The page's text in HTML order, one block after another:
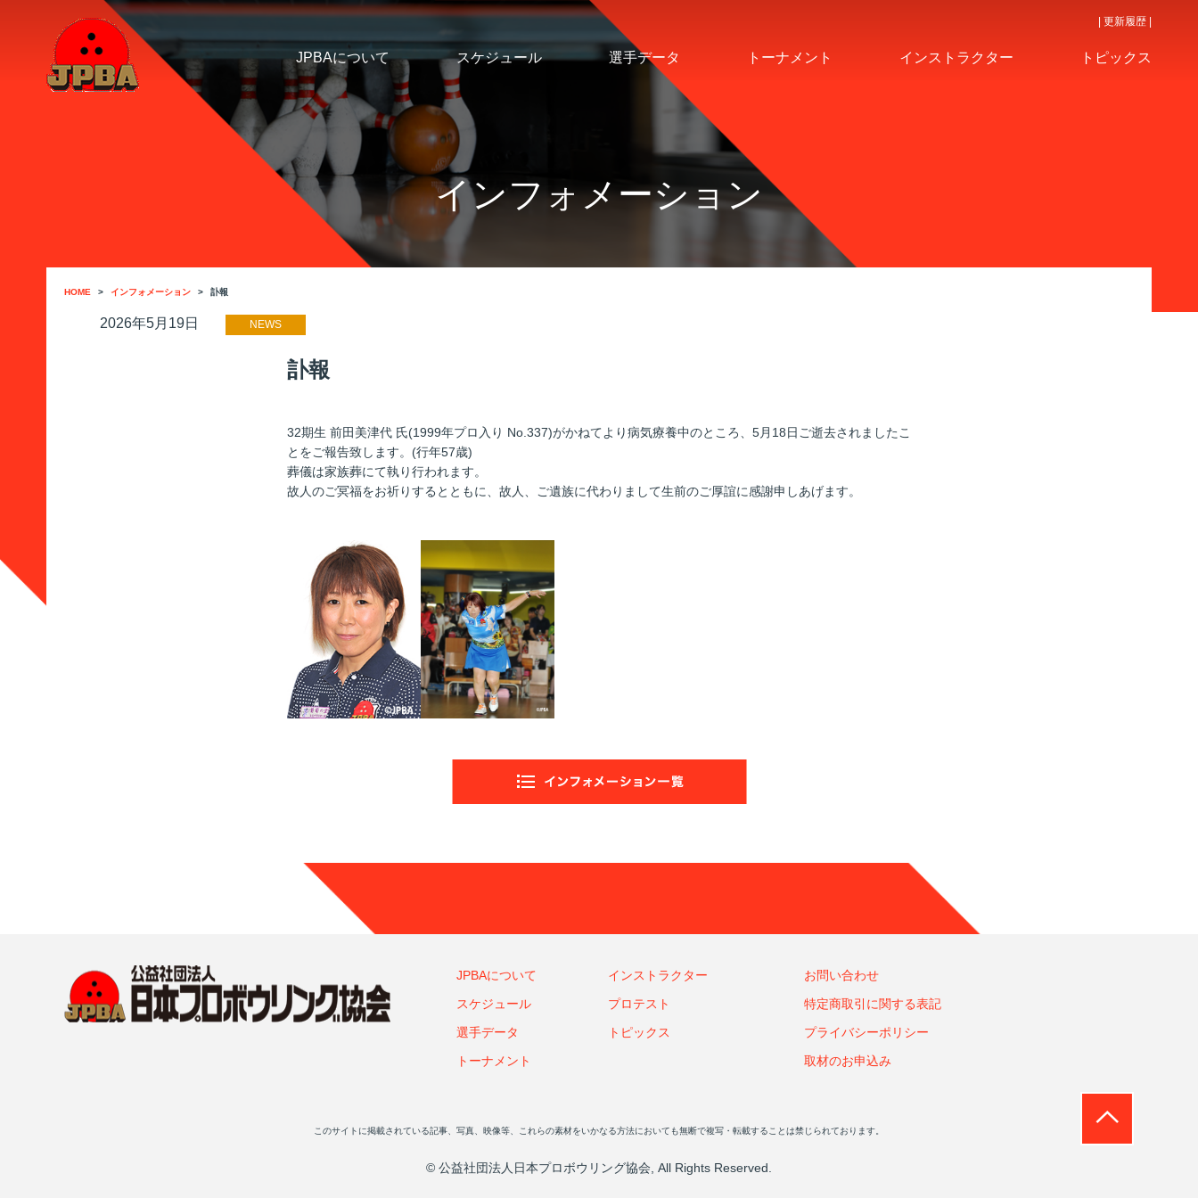
JPBAについて スケジュール 選手データ トーナメント インストラクター トピックス
| 更新履歴 |
インフォメーション
HOME インフォメーション 訃報
2026年5月19日 NEWS
訃報
32期生 前田美津代 氏(1999年プロ入り No.337)がかねてより病気療養中のところ、5月18日ご逝去されましたこ
とをご報告致します。(行年57歳)
葬儀は家族葬にて執り行われます。
故人のご冥福をお祈りするとともに、故人、ご遺族に代わりまして生前のご厚誼に感謝申しあげます。
JPBAについて
スケジュール
選手データ
トーナメント
インストラクター
プロテスト
トピックス
お問い合わせ
特定商取引に関する表記
プライバシーポリシー
取材のお申込み
このサイトに掲載されている記事、写真、映像等、これらの素材をいかなる方法においても無断で複写・転載することは禁じられております。
© 公益社団法人日本プロボウリング協会, All Rights Reserved.